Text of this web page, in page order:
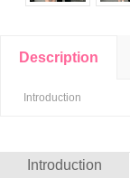
Description
Introduction
Introduction